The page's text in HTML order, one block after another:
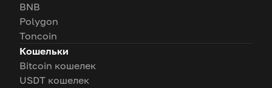
BNB
Polygon
Toncoin
Кошельки
Bitcoin кошелек
USDT кошелек